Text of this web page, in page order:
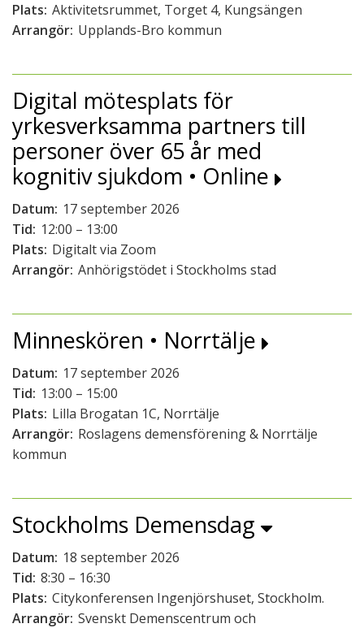
Plats: Aktivitetsrummet, Torget 4, Kungsängen
Arrangör: Upplands-Bro kommun
Digital mötesplats för
yrkesverksamma partners till
personer över 65 år med
kognitiv sjukdom • Online
Datum: 17 september 2026
Tid: 12:00 – 13:00
Plats: Digitalt via Zoom
Arrangör: Anhörigstödet i Stockholms stad
Minneskören • Norrtälje
Datum: 17 september 2026
Tid: 13:00 – 15:00
Plats: Lilla Brogatan 1C, Norrtälje
Arrangör: Roslagens demensförening & Norrtälje
kommun
Stockholms Demensdag
Datum: 18 september 2026
Tid: 8:30 – 16:30
Plats: Citykonferensen Ingenjörshuset, Stockholm.
Arrangör: Svenskt Demenscentrum och